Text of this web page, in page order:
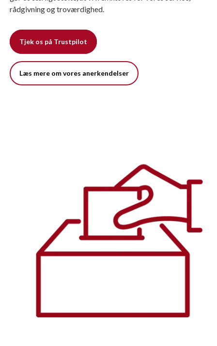
rådgivning og troværdighed.
Tjek os på Trustpilot
Læs mere om vores anerkendelser